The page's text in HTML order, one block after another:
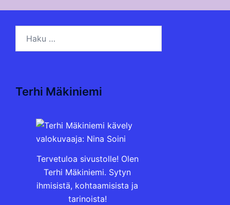
Terhi Mäkiniemi
Tervetuloa sivustolle! Olen
Terhi Mäkiniemi. Sytyn
ihmisistä, kohtaamisista ja
tarinoista!